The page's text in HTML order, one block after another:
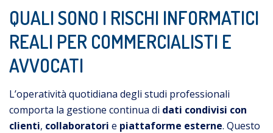
QUALI SONO I RISCHI INFORMATICI
REALI PER COMMERCIALISTI E
AVVOCATI
L’operatività quotidiana degli studi professionali
comporta la gestione continua di dati condivisi con
clienti, collaboratori e piattaforme esterne. Questo